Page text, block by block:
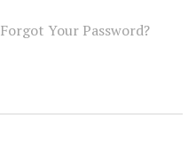
Forgot Your Password?